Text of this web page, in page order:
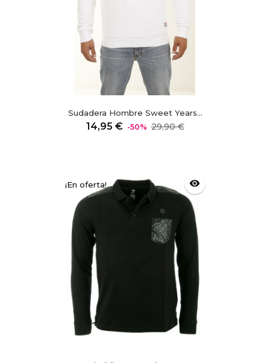
Sudadera Hombre Sweet Years...
14,95 € Precio
-50% 29,90 €Precio
¡En oferta! visibility